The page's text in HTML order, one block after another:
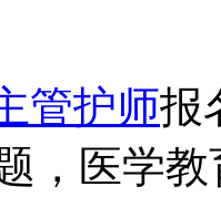
管护师报
，医学